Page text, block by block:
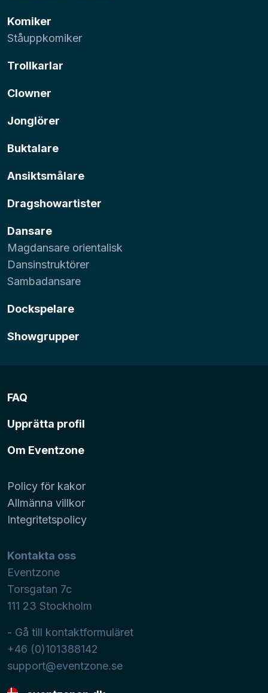
Komiker
Ståuppkomiker
Trollkarlar
Clowner
Jonglörer
Buktalare
Ansiktsmålare
Dragshowartister
Dansare
Magdansare orientalisk
Dansinstruktörer
Sambadansare
Dockspelare
Showgrupper
FAQ
Upprätta profil
Om Eventzone
Policy för kakor
Allmänna villkor
Integritetspolicy
Kontakta oss
Eventzone
Torsgatan 7c
111 23 Stockholm
- Gå till kontaktformuläret
+46 (0)101388142
support@eventzone.se